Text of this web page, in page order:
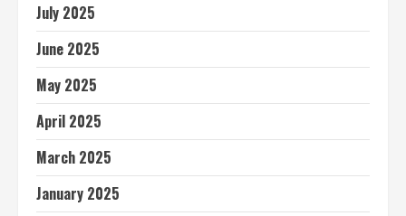
July 2025
June 2025
May 2025
April 2025
March 2025
January 2025